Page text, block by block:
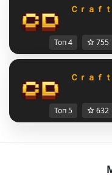
Ｃｒａｆ
Топ 4 755
Ｃｒａｆ
Топ 5 632